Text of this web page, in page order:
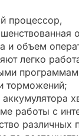
процессор,
и объем
легко
торможений;
аккумулятора
работы с
различных